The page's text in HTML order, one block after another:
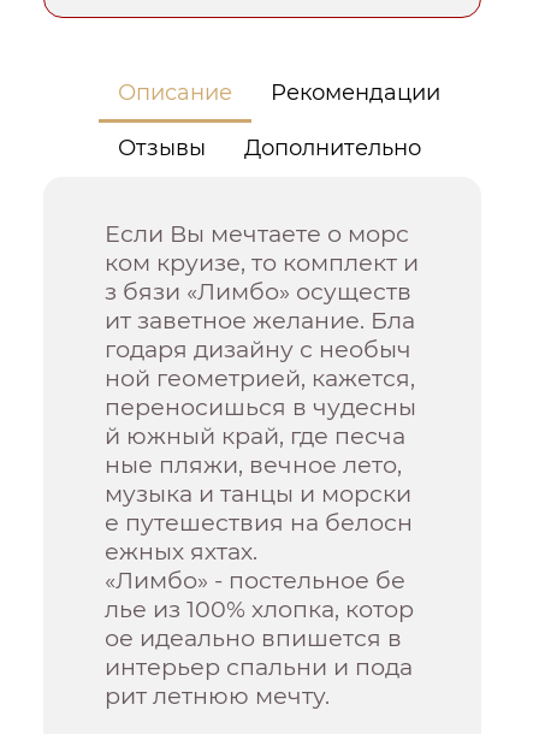
Описание Рекомендации
Отзывы Дополнительно
Если Вы мечтаете о морс
ком круизе, то комплект и
з бязи «Лимбо» осуществ
ит заветное желание. Бла
годаря дизайну с необыч
ной геометрией, кажется,
переносишься в чудесны
й южный край, где песча
ные пляжи, вечное лето,
музыка и танцы и морски
е путешествия на белосн
ежных яхтах.
«Лимбо» - постельное бе
лье из 100% хлопка, котор
ое идеально впишется в
интерьер спальни и пода
рит летнюю мечту.